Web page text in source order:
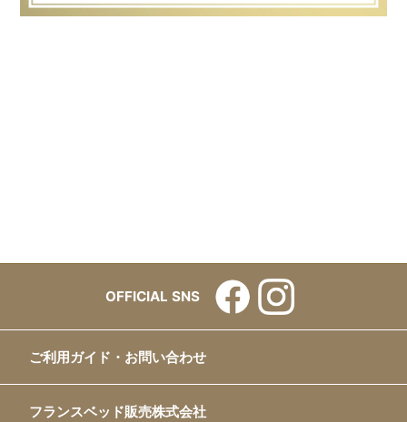
OFFICIAL SNS
ご利用ガイド・お問い合わせ
フランスベッド販売株式会社